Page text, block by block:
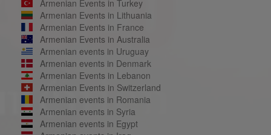
Armenian Events in Turkey
Armenian Events in Lithuania
Armenian Events in France
Armenian Events in Australia
Armenian events in Uruguay
Armenian events in Denmark
Armenian Events in Lebanon
Armenian Events in Switzerland
Armenian events in Romania
Armenian events in Syria
Armenian events in Egypt